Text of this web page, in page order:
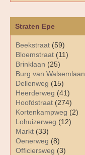
Straten Epe
Beekstraat (59)
Bloemstraat (11)
Brinklaan (25)
Burg van Walsemlaan
Dellenweg (15)
Heerderweg (41)
Hoofdstraat (274)
Kortenkampweg (2)
Lohuizerweg (12)
Markt (33)
Oenerweg (8)
Officiersweg (3)